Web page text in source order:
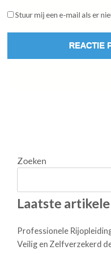
Stuur mij een e-mail als er
Zoeken
Laatste
Professionele
Veilig en Zelfverzekerd